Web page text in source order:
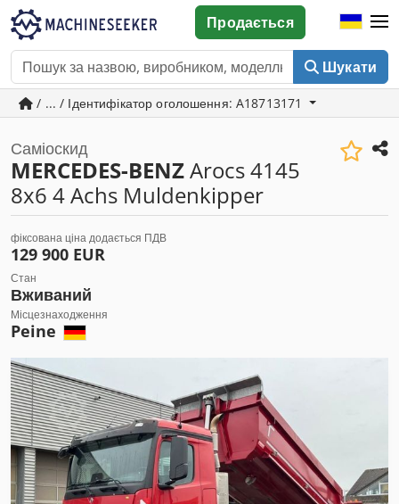
Шукати
Продається
/ ... / Ідентифікатор оголошення: A18713171
Саміоскид
MERCEDES-BENZArocs 4145
8x6 4 Achs Muldenkipper
фіксована ціна додається ПДВ
129 900 EUR
Стан
Вживаний
Місцезнаходження
Peine